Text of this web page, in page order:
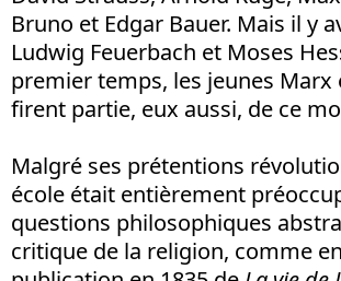
Bruno et Edgar Bauer. Mais il y
Ludwig Feuerbach et Moses
premier temps, les jeunes Marx
firent partie, eux aussi, de ce
Malgré ses prétentions
école était entièrement
questions philosophiques
critique de la religion, comme